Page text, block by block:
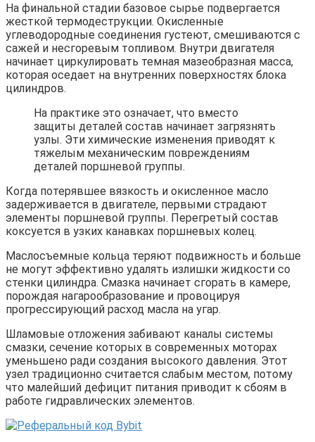
На финальной стадии базовое сырье подвергается
жесткой термодеструкции. Окисленные
углеводородные соединения густеют, смешиваются с
сажей и несгоревым топливом. Внутри двигателя
начинает циркулировать темная мазеобразная масса,
которая оседает на внутренних поверхностях блока
цилиндров.
На практике это означает, что вместо
защиты деталей состав начинает загрязнять
узлы. Эти химические изменения приводят к
тяжелым механическим повреждениям
деталей поршневой группы.
Когда потерявшее вязкость и окисленное масло
задерживается в двигателе, первыми страдают
элементы поршневой группы. Перегретый состав
коксуется в узких канавках поршневых колец.
Маслосъемные кольца теряют подвижность и больше
не могут эффективно удалять излишки жидкости со
стенки цилиндра. Смазка начинает сгорать в камере,
порождая нагарообразование и провоцируя
прогрессирующий расход масла на угар.
Шламовые отложения забивают каналы системы
смазки, сечение которых в современных моторах
уменьшено ради создания высокого давления. Этот
узел традиционно считается слабым местом, потому
что малейший дефицит питания приводит к сбоям в
работе гидравлических элементов.